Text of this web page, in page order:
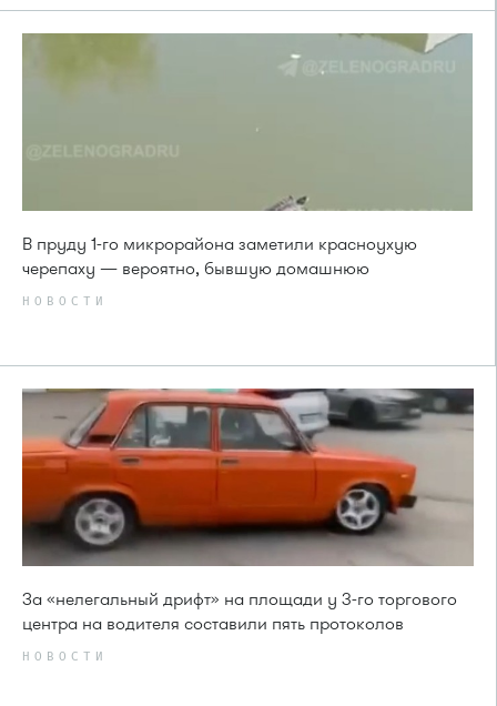
В пруду 1-го микрорайона заметили красноухую
черепаху — вероятно, бывшую домашнюю
НОВОСТИ
За «нелегальный дрифт» на площади у 3-го торгового
центра на водителя составили пять протоколов
НОВОСТИ